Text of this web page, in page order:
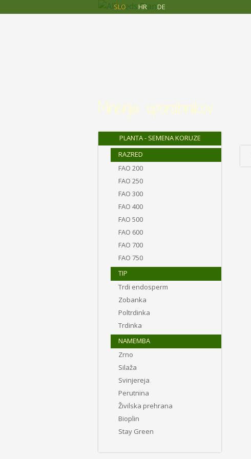
SLO HR DE
Allseeds
Mnenja uporabnikov
PLANTA - SEMENA KORUZE
RAZRED
FAO 200
FAO 250
FAO 300
FAO 400
FAO 500
FAO 600
FAO 700
FAO 750
TIP
Trdi endosperm
Zobanka
Poltrdinka
Trdinka
NAMEMBA
Zrno
Silaža
Svinjereja
Perutnina
Živilska prehrana
Bioplin
Stay Green